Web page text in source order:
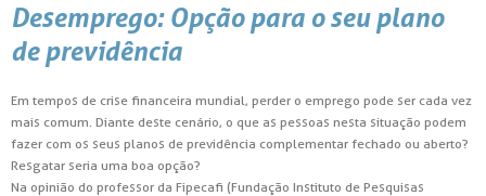
Desemprego: Opção para o seu plano
de previdência
Em tempos de crise financeira mundial, perder o emprego pode ser cada vez
mais comum. Diante deste cenário, o que as pessoas nesta situação podem
fazer com os seus planos de previdência complementar fechado ou aberto?
Resgatar seria uma boa opção?
Na opinião do professor da Fipecafi (Fundação Instituto de Pesquisas